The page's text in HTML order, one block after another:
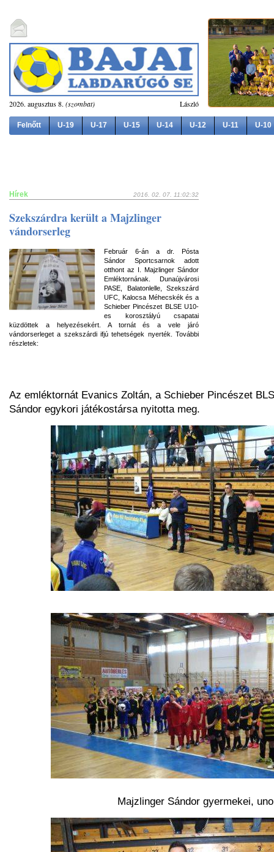
2026. augusztus 8. (szombat) László
Felnőtt U-19 U-17 U-15 U-14 U-12 U-11 U-10
Hírek 2016. 02. 07. 11:02:32
Szekszárdra került a Majzlinger
vándorserleg
Február 6-án a dr. Pósta
Sándor Sportcsarnok adott
otthont az I. Majzlinger Sándor
Emléktornának. Dunaújvárosi
PASE, Balatonlelle, Szekszárd
UFC, Kalocsa Méhecskék és a
Schieber Pincészet BLSE U10-
es korosztályú csapatai
küzdöttek a helyezésekért. A tornát és a vele járó
vándorserleget a szekszárdi ifjú tehetségek nyerték. További
részletek:
Az emléktornát Evanics Zoltán, a Schieber Pincészet
Sándor egykori játékostársa nyitotta meg.
Majzlinger Sándor gyermekei,